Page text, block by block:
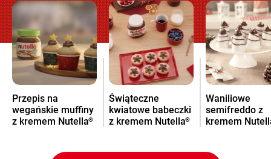
Przepis na
wegańskie muffiny
z kremem Nutella®
Świąteczne
kwiatowe babeczki
z kremem Nutella®
Waniliowe
semifreddo z
kremem